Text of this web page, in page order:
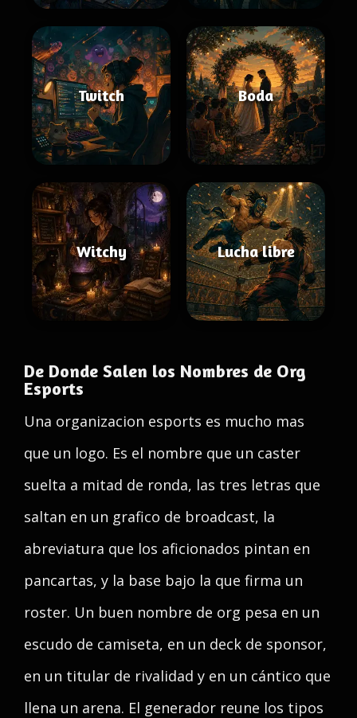
Twitch Boda
Witchy Lucha libre
De Donde Salen los Nombres de Org
Esports
Una organizacion esports es mucho mas
que un logo. Es el nombre que un caster
suelta a mitad de ronda, las tres letras que
saltan en un grafico de broadcast, la
abreviatura que los aficionados pintan en
pancartas, y la base bajo la que firma un
roster. Un buen nombre de org pesa en un
escudo de camiseta, en un deck de sponsor,
en un titular de rivalidad y en un cántico que
llena un arena. El generador reune los tipos